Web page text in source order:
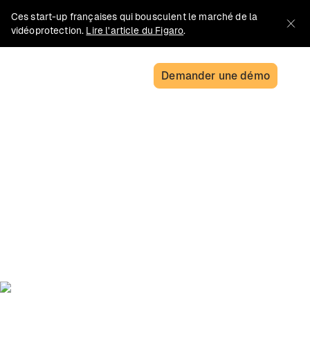
Ces start-up françaises qui bousculent le marché de la
vidéoprotection. Lire l'article du Figaro.
Demander une démo